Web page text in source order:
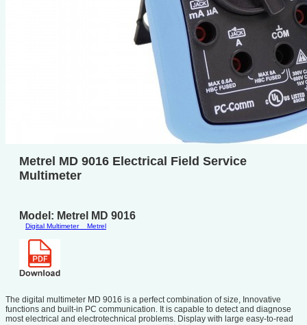
Metrel MD 9016 Electrical Field Service
Multimeter
Model: Metrel MD 9016
Digital Multimeter Metrel
The digital multimeter MD 9016 is a perfect combination of size, Innovative
functions and built-in PC communication. It is capable to detect and diagnose
most electrical and electrotechnical problems. Display with large easy-to-read